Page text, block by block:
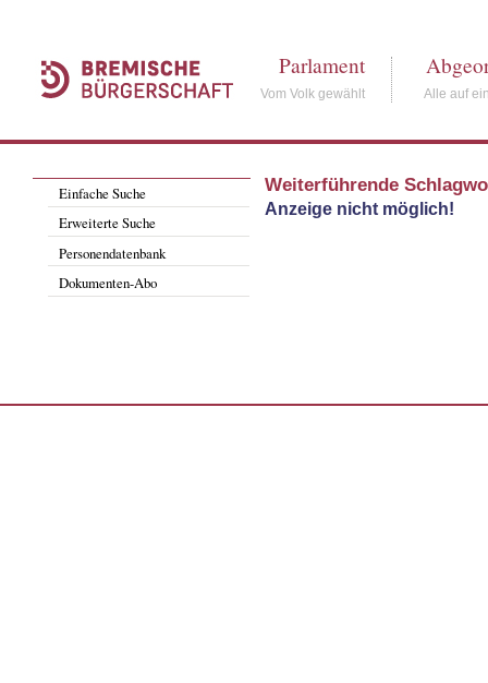
Parlament
Vom Volk gewählt Alle auf
Einfache Suche
Erweiterte Suche
Personendatenbank
Dokumenten-Abo
Weiterführende
Anzeige nicht möglich!